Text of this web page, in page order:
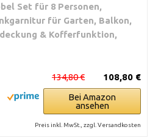
Set für 8 Personen,
für Garten, Balkon,
& Kofferfunktion,
108,80 €
134,80 €
Bei Amazon
ansehen
Preis inkl. MwSt., zzgl. Versandkosten